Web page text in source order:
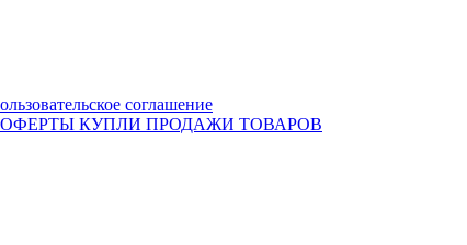
соглашение
КУПЛИ ПРОДАЖИ ТОВАРОВ